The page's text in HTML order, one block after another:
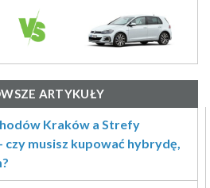
ARTYKUŁY
Kraków a Strefy
musisz kupować hybrydę,